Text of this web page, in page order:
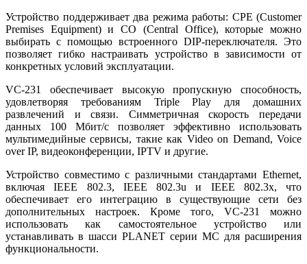
Устройство поддерживает два режима работы: CPE (Customer
Premises Equipment) и CO (Central Office), которые можно
выбирать с помощью встроенного DIP-переключателя. Это
позволяет гибко настраивать устройство в зависимости от
конкретных условий эксплуатации.
VC-231 обеспечивает высокую пропускную способность,
удовлетворяя требованиям Triple Play для домашних
развлечений и связи. Симметричная скорость передачи
данных 100 Мбит/с позволяет эффективно использовать
мультимедийные сервисы, такие как Video on Demand, Voice
over IP, видеоконференции, IPTV и другие.
Устройство совместимо с различными стандартами Ethernet,
включая IEEE 802.3, IEEE 802.3u и IEEE 802.3x, что
обеспечивает его интеграцию в существующие сети без
дополнительных настроек. Кроме того, VC-231 можно
использовать как самостоятельное устройство или
устанавливать в шасси PLANET серии MC для расширения
функциональности.